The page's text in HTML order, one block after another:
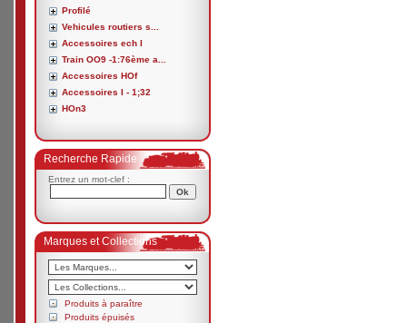
Profilé
Vehicules routiers s...
Accessoires ech I
Train OO9 -1:76ème a...
Accessoires HOf
Accessoires I - 1;32
HOn3
Recherche Rapide
Entrez un mot-clef :
Marques et Collections
Produits à paraître
Produits épuisés